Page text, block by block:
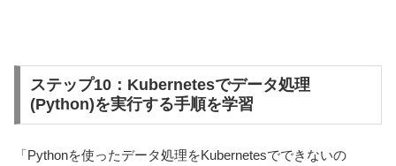
ステップ10：Kubernetesでデータ処理
(Python)を実行する手順を学習
「Pythonを使ったデータ処理をKubernetesでできないの